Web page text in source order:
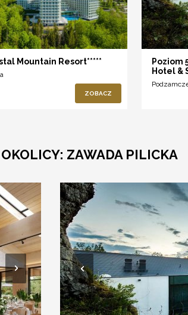
Mountain Resort*****
ZOBACZ
Poziom
Hotel &
ZAWADA PILICKA